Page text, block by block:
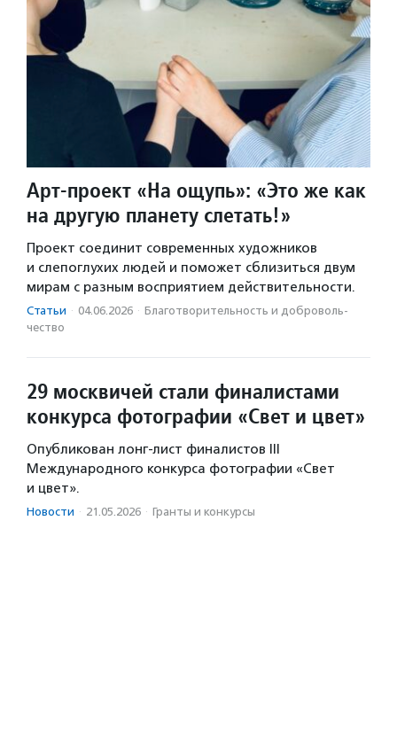
Арт-проект «На ощупь»: «Это же как
на другую планету слетать!»
Проект соединит современных художников
и слепоглухих людей и поможет сблизиться двум
мирам с разным восприятием действительности.
Статьи · 04.06.2026 · Благотвори­тель­ность и доброволь­
чест­во
29 москвичей стали финалистами
конкурса фотографии «Свет и цвет»
Опубликован лонг-лист финалистов III
Международного конкурса фотографии «Свет
и цвет».
Новости · 21.05.2026 · Гранты и конкурсы